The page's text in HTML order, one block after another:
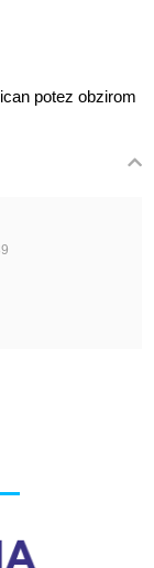
potez obzirom